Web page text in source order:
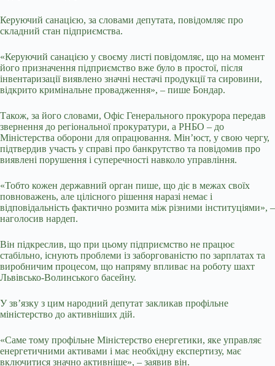
Керуючий санацією, за словами депутата, повідомляє про
складний стан підприємства.
«Керуючий санацією у своєму листі повідомляє, що на момент
його призначення підприємство вже було в простої, після
інвентаризації виявлено значні нестачі продукції та сировини,
відкрито кримінальне провадження», – пише Бондар.
Також, за його словами, Офіс Генерального прокурора передав
звернення до регіональної прокуратури, а РНБО – до
Міністерства оборони для опрацювання. Мін’юст, у свою чергу,
підтвердив участь у справі про банкрутство та повідомив про
виявлені порушення і суперечності навколо управління.
«Тобто кожен державний орган пише, що діє в межах своїх
повноважень, але цілісного рішення наразі немає і
відповідальність фактично розмита між різними інституціями», –
наголосив нардеп.
Він підкреслив, що при цьому підприємство не працює
стабільно, існують проблеми із заборгованістю по зарплатах та
виробничим процесом, що напряму впливає на роботу шахт
Львівсько-Волинського басейну.
У зв’язку з цим народний депутат закликав профільне
міністерство до активніших дій.
«Саме тому профільне Міністерство енергетики, яке управляє
енергетичними активами і має необхідну експертизу, має
включитися значно активніше», – заявив він.